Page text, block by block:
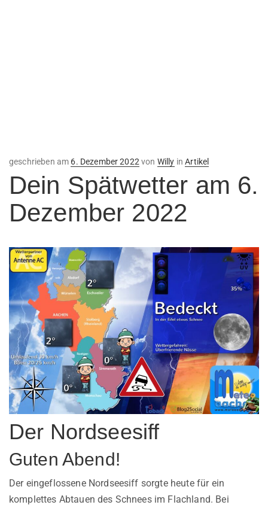
geschrieben am Veröffentlicht
am
6. Dezember 2022 von Willy inArtikel
Dein Spätwetter am 6.
Dezember 2022
Der Nordseesiff
Guten Abend!
Der eingeflossene Nordseesiff sorgte heute für ein
komplettes Abtauen des Schnees im Flachland. Bei